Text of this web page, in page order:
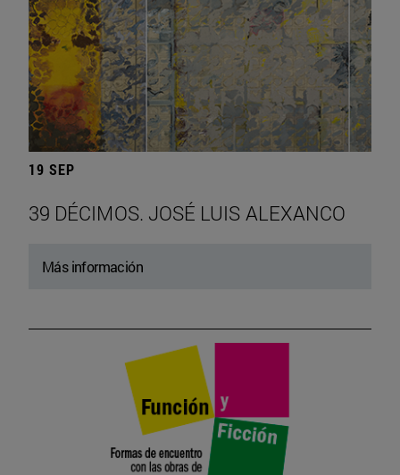
19 SEP
39 DÉCIMOS. JOSÉ LUIS ALEXANCO
Más información